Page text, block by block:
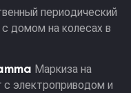
периодический
домом на колесах в
Маркиза на
электроприводом и